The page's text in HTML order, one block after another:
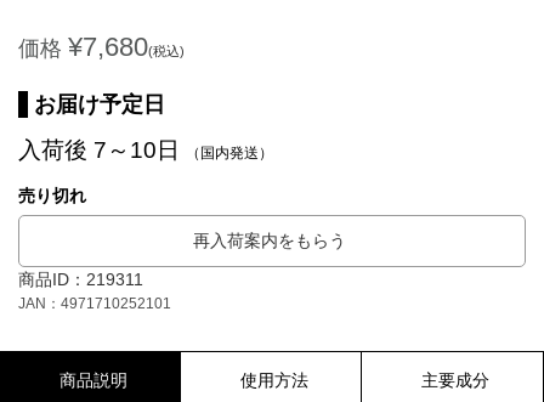
価格 ¥7,680(税込)
お届け予定日
入荷後 7～10日 （国内発送）
売り切れ
再入荷案内をもらう
商品ID：219311
JAN：4971710252101
商品説明 使用方法 主要成分